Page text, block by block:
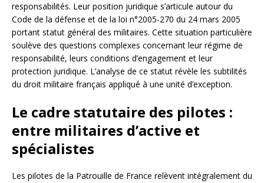
responsabilités. Leur position juridique s’articule autour du
Code de la défense et de la loi n°2005-270 du 24 mars 2005
portant statut général des militaires. Cette situation particulière
soulève des questions complexes concernant leur régime de
responsabilité, leurs conditions d’engagement et leur
protection juridique. L’analyse de ce statut révèle les subtilités
du droit militaire français appliqué à une unité d’exception.
Le cadre statutaire des pilotes :
entre militaires d’active et
spécialistes
Les pilotes de la Patrouille de France relèvent intégralement du